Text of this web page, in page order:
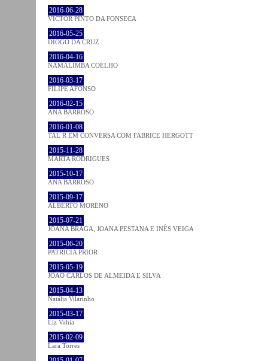
2016-06-28
VICTOR PINTO DA FONSECA
2016-05-25
DIOGO DA CRUZ
2016-04-16
NAMALIMBA COELHO
2016-03-17
FILIPE AFONSO
2016-02-15
ANA BARROSO
2016-01-08
TAL R EM CONVERSA COM FABRICE HERGOTT
2015-11-28
MARTA RODRIGUES
2015-10-17
ANA BARROSO
2015-09-17
ALBERTO MORENO
2015-07-21
JOANA BRAGA, JOANA PESTANA E INÊS VEIGA
2015-06-20
PATRÍCIA PRIOR
2015-05-19
JOÃO CARLOS DE ALMEIDA E SILVA
2015-04-13
Natália Vilarinho
2015-03-17
Liz Vahia
2015-02-09
Lara Torres